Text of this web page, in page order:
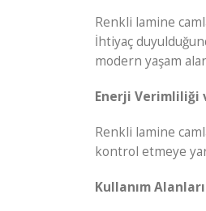
Renkli lamine
İhtiyaç
modern yaşam
Enerji Verimliliği
Renkli lamine
kontrol etmeye
Kullanım Alanları